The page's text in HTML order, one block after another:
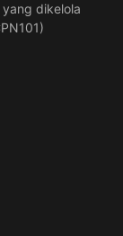
dikelola